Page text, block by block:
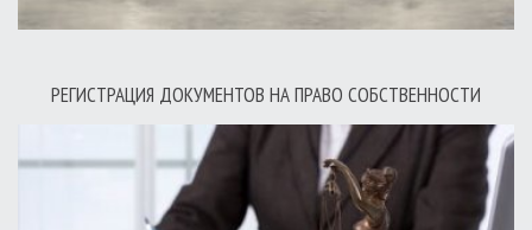
РЕГИСТРАЦИЯ ДОКУМЕНТОВ НА ПРАВО СОБСТВЕННОСТИ